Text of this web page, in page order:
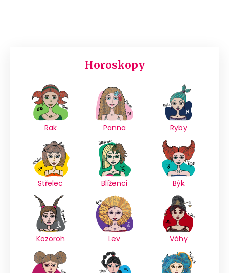
Horoskopy
Rak Panna Ryby
Střelec Blíženci Býk
Kozoroh Lev Váhy